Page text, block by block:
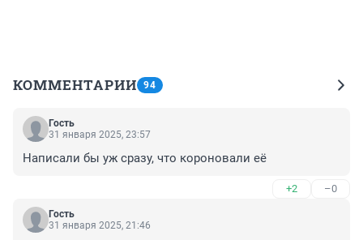
КОММЕНТАРИИ 94
Гость
31 января 2025, 23:57
Написали бы уж сразу, что короновали её
+2 –0
Гость
31 января 2025, 21:46